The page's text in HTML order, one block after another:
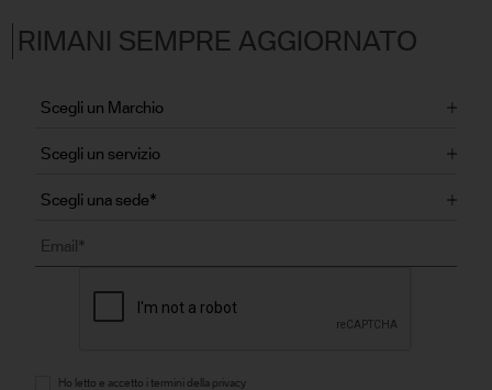
RIMANI SEMPRE AGGIORNATO
Ho letto e accetto i termini della privacy